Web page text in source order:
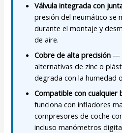
Válvula integrada con
presión del neumático se
durante el montaje y
de aire.
Cobre de alta precisión —
alternativas de zinc o
degrada con la humedad
Compatible con cualquier
funciona con infladores
compresores de coche
incluso manómetros